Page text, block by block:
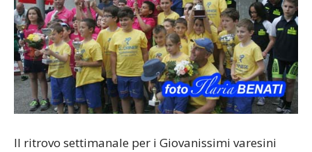
Il ritrovo settimanale per i Giovanissimi varesini